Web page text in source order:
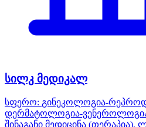
სილკ მედიკალ
სფერო: გინეკოლოგია-
დერმატოლოგია-
შინაგანი მედიცინა